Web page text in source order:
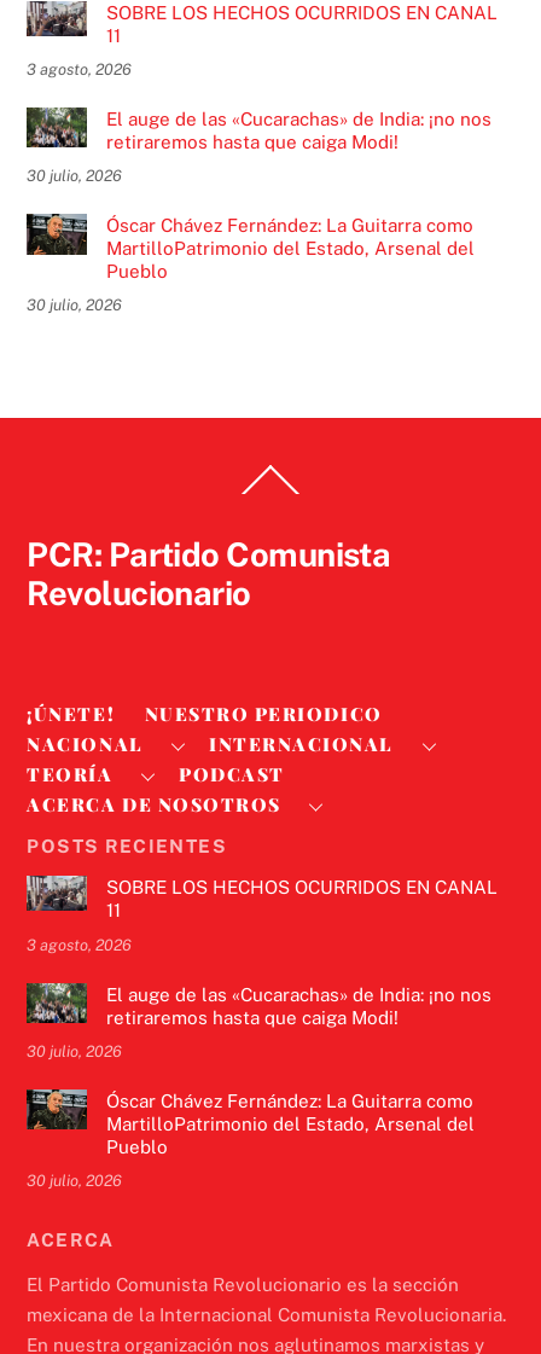
SOBRE LOS HECHOS OCURRIDOS EN CANAL
11
3 agosto, 2026
El auge de las «Cucarachas» de India: ¡no nos
retiraremos hasta que caiga Modi!
30 julio, 2026
Óscar Chávez Fernández: La Guitarra como
MartilloPatrimonio del Estado, Arsenal del
Pueblo
30 julio, 2026
To
PCR: Partido Comunista
Revolucionario
¡ÚNETE!
NUESTRO PERIODICO
NACIONAL
INTERNACIONAL
TEORÍA
PODCAST
ACERCA DE NOSOTROS
POSTS RECIENTES
SOBRE LOS HECHOS OCURRIDOS EN CANAL
11
3 agosto, 2026
El auge de las «Cucarachas» de India: ¡no nos
retiraremos hasta que caiga Modi!
30 julio, 2026
Óscar Chávez Fernández: La Guitarra como
MartilloPatrimonio del Estado, Arsenal del
Pueblo
30 julio, 2026
ACERCA
El Partido Comunista Revolucionario es la sección
mexicana de la Internacional Comunista Revolucionaria.
En nuestra organización nos aglutinamos marxistas y